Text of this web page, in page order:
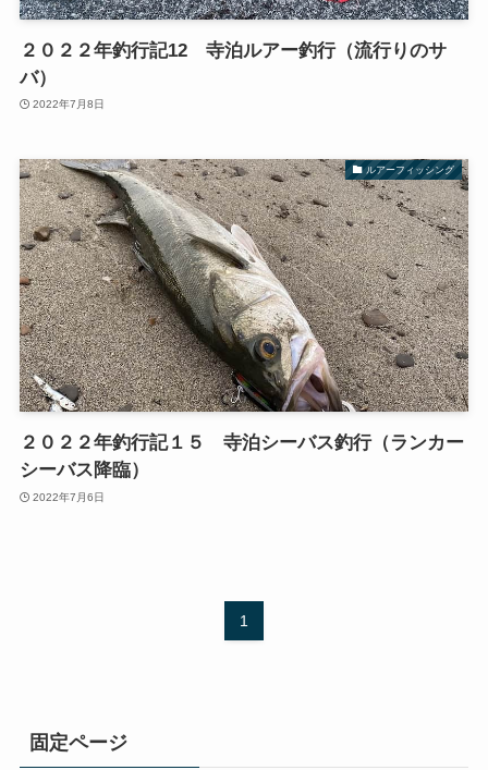
２０２２年釣行記12 寺泊ルアー釣行（流行りのサ
バ）
2022年7月8日
ルアーフィッシング
２０２２年釣行記１５ 寺泊シーバス釣行（ランカー
シーバス降臨）
2022年7月6日
1
固定ページ